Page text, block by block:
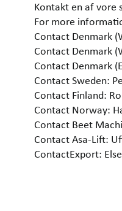
Kontakt en af vore
For more
Contact Denmark
Contact Denmark
Contact Denmark
Contact Sweden:
Contact Finland:
Contact Norway:
Contact Beet
Contact Asa-Lift:
ContactExport: